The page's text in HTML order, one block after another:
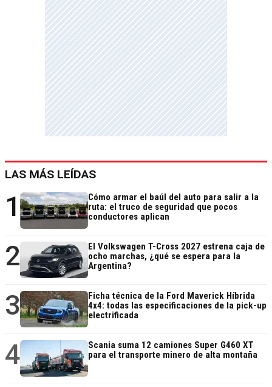
LAS MÁS LEÍDAS
1
Cómo armar el baúl del auto para salir a la
ruta: el truco de seguridad que pocos
conductores aplican
2
El Volkswagen T-Cross 2027 estrena caja de
ocho marchas, ¿qué se espera para la
Argentina?
3
Ficha técnica de la Ford Maverick Híbrida
4x4: todas las especificaciones de la pick-up
electrificada
4
Scania suma 12 camiones Super G460 XT
para el transporte minero de alta montaña